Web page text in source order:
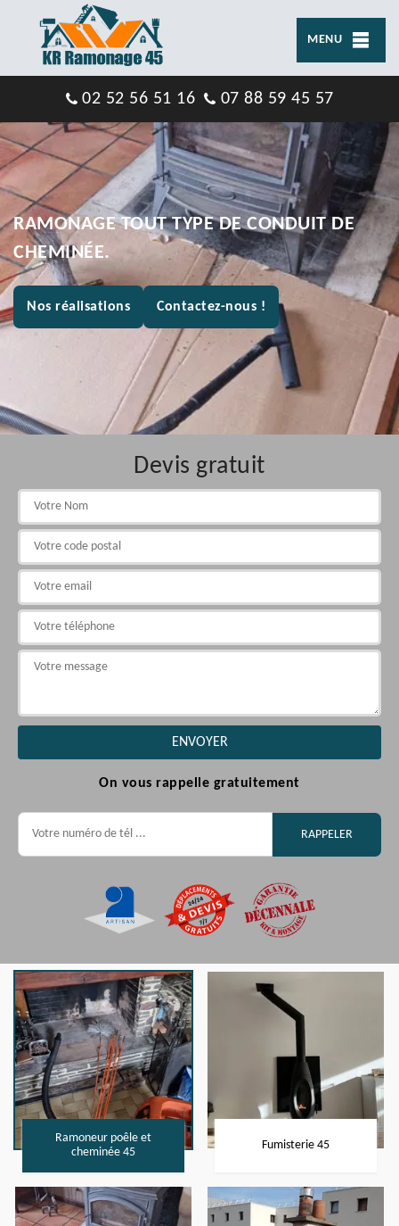
MENU
02 52 56 51 16 07 88 59 45 57
RAMONAGE TOUT TYPE DE CONDUIT DE
CHEMINÉE.
Nos réalisations Contactez-nous !
Devis gratuit
On vous rappelle gratuitement
Ramoneur poêle et
cheminée 45
Fumisterie 45